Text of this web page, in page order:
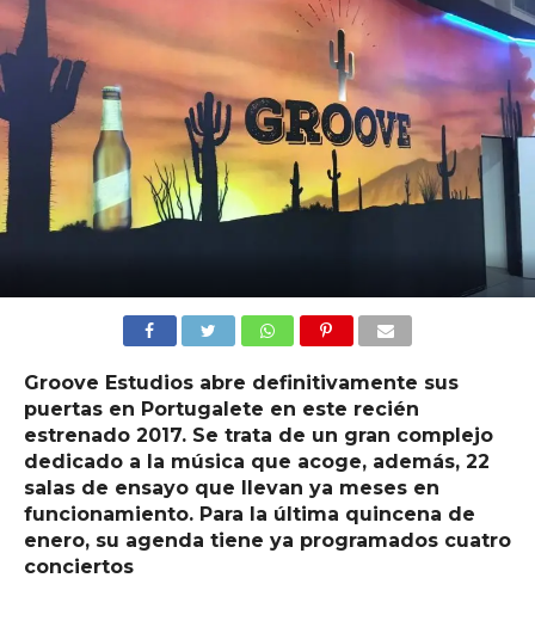
Groove Estudios abre definitivamente sus
puertas en Portugalete en este recién
estrenado 2017. Se trata de un gran complejo
dedicado a la música que acoge, además, 22
salas de ensayo que llevan ya meses en
funcionamiento. Para la última quincena de
enero, su agenda tiene ya programados cuatro
conciertos